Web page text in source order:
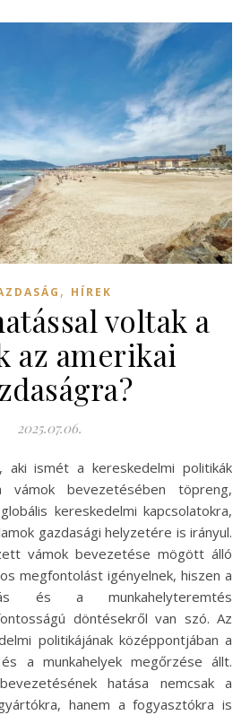
, HÍREK
voltak a
az amerikai
2025.07.06.
bevezetésében töpreng,
kereskedelmi kapcsolatokra,
gazdasági helyzetére is irányul.
vámok bevezetése mögött álló
megfontolást igényelnek, hiszen a
és a munkahelyteremtés
döntésekről van szó. Az
politikájának középpontjában a
a munkahelyek megőrzése állt.
hatása nemcsak a
hanem a fogyasztókra is